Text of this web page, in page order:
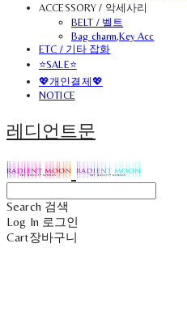
ACCESSORY / 악세사리
BELT / 벨트
Bag charm,Key Acc
ETC / 기타 잡화
⭐SALE⭐
💖개인결제💖
NOTICE
레디언트문
Search 검색
Log In 로그인
Cart장바구니